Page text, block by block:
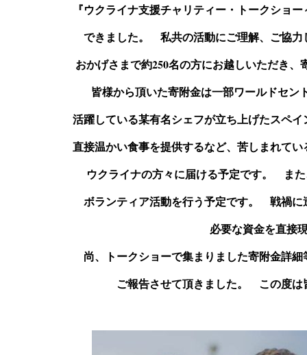
『ウクライナ支援チャリティー・トークショ
できました。 私共の活動にご理解、ご協力
おかげさまで約250名の方にお越しいただき
皆様から頂いた寄附金は一部ワールドセン
活躍している某有名シェフが立ち上げたスペ
直接温かい食事を提供するなど、苦しまれて
ウクライナの方々に届ける予定です。 ま
ボランティア活動を行う予定です。 戦禍に
必要な資金を直
尚、トークショーで集まりました寄附金詳
ご報告させて頂きました。 この度は